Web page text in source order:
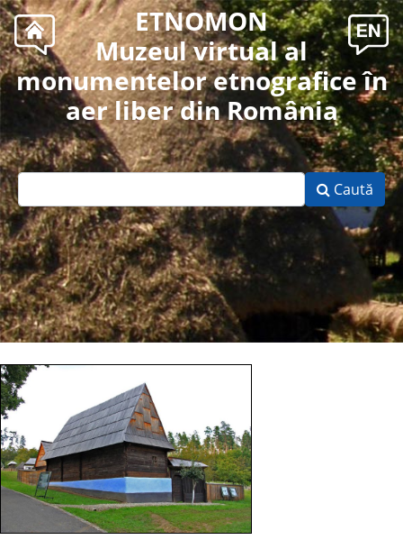
ETNOMON
Muzeul virtual al
monumentelor etnografice în
aer liber din România
Caută